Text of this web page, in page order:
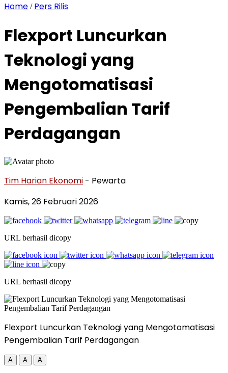
Home / Pers Rilis
Flexport Luncurkan
Teknologi yang
Mengotomatisasi
Pengembalian Tarif
Perdagangan
Tim Harian Ekonomi - Pewarta
Kamis, 26 Februari 2026
URL berhasil dicopy
URL berhasil dicopy
Flexport Luncurkan Teknologi yang Mengotomatisasi
Pengembalian Tarif Perdagangan
A A A